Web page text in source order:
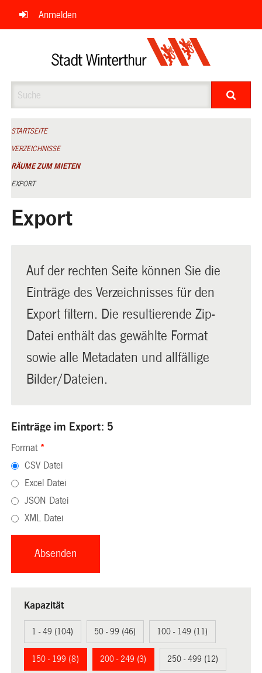
Navigation
überspringen
Anmelden
STARTSEITE
VERZEICHNISSE
RÄUME ZUM MIETEN
EXPORT
Export
Auf der rechten Seite können Sie die
Einträge des Verzeichnisses für den
Export filtern. Die resultierende Zip-
Datei enthält das gewählte Format
sowie alle Metadaten und allfällige
Bilder/Dateien.
Einträge im Export: 5
Format *
CSV Datei
Excel Datei
JSON Datei
XML Datei
Kapazität
1 - 49 (104) 50 - 99 (46) 100 - 149 (11)
150 - 199 (8) 200 - 249 (3) 250 - 499 (12)